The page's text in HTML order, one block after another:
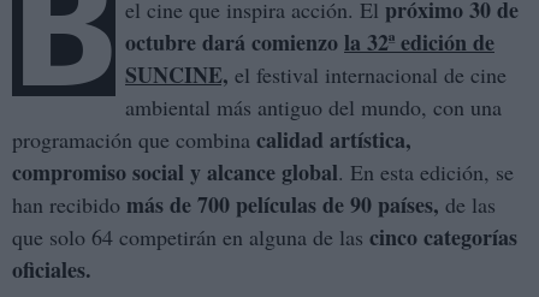
el cine que inspira acción. El próximo 30 de
octubre dará comienzola 32ª edición de
SUNCINE, el festival internacional de cine
ambiental más antiguo del mundo, con una
programación que combina calidad artística,
compromiso social y alcance global. En esta edición, se
han recibido más de 700 películas de 90 países, de las
que solo 64 competirán en alguna de las cinco categorías
oficiales.